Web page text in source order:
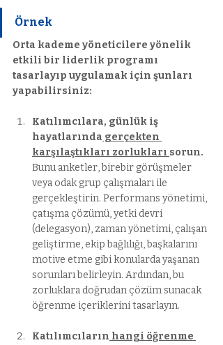
Örnek
Orta kademe yöneticilere yönelik
etkili bir liderlik programı
tasarlayıp uygulamak için şunları
yapabilirsiniz:
Katılımcılara, günlük iş
hayatlarında gerçekten
karşılaştıkları zorlukları sorun.
Bunu anketler, birebir görüşmeler
veya odak grup çalışmaları ile
gerçekleştirin. Performans yönetimi,
çatışma çözümü, yetki devri
(delegasyon), zaman yönetimi, çalışan
geliştirme, ekip bağlılığı, başkalarını
motive etme gibi konularda yaşanan
sorunları belirleyin. Ardından, bu
zorluklara doğrudan çözüm sunacak
öğrenme içeriklerini tasarlayın.
Katılımcıların hangi öğrenme